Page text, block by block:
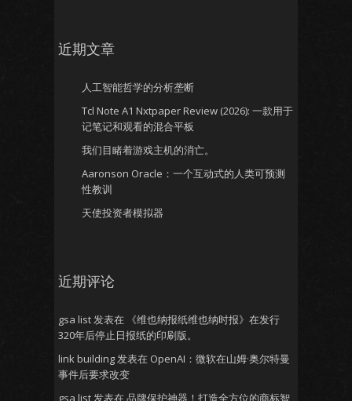
近期文章
人工智能哲学的分析垄断
Tcl Note A1 Nxtpaper Review (2026): 一款用于
记笔记和观看的混合平板
我们目睹着游戏主机的消亡。
Aaronson Oracle：一个互动式的人类可预测
性教训
天使投资者模拟器
近期评论
gsa list发表在
《维也纳报纸维也纳时报》在发行
320年后停止日报纸的印刷版。
link building发表在 OpenAI：微软在山姆·奥尔特曼
事件后要求改变
gsa list发表在 品牌保护神器！打造全方位的商标智